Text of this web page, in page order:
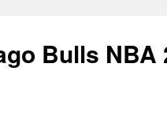
Bulls NBA